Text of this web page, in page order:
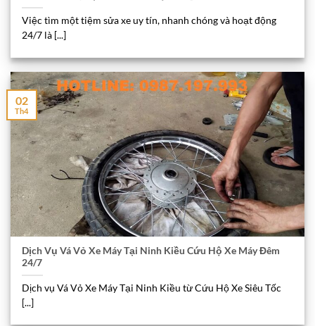
Việc tìm một tiệm sửa xe uy tín, nhanh chóng và hoạt động
24/7 là [...]
Dịch Vụ Vá Vỏ Xe Máy Tại Ninh Kiều Cứu Hộ Xe Máy Đêm
24/7
Dịch vụ Vá Vỏ Xe Máy Tại Ninh Kiều từ Cứu Hộ Xe Siêu Tốc
[...]
02
Th4